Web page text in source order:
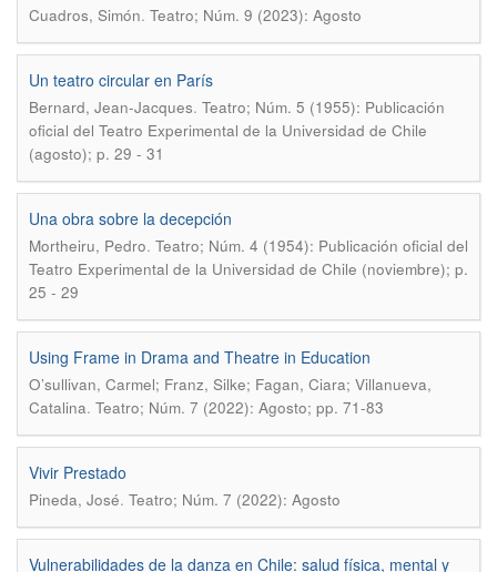
Cuadros, Simón. Teatro; Núm. 9 (2023): Agosto
Un teatro circular en París
Bernard, Jean-Jacques. Teatro; Núm. 5 (1955): Publicación
oficial del Teatro Experimental de la Universidad de Chile
(agosto); p. 29 - 31
Una obra sobre la decepción
Mortheiru, Pedro. Teatro; Núm. 4 (1954): Publicación oficial del
Teatro Experimental de la Universidad de Chile (noviembre); p.
25 - 29
Using Frame in Drama and Theatre in Education
O’sullivan, Carmel; Franz, Silke; Fagan, Ciara; Villanueva,
Catalina. Teatro; Núm. 7 (2022): Agosto; pp. 71-83
Vivir Prestado
Pineda, José. Teatro; Núm. 7 (2022): Agosto
Vulnerabilidades de la danza en Chile: salud física, mental y